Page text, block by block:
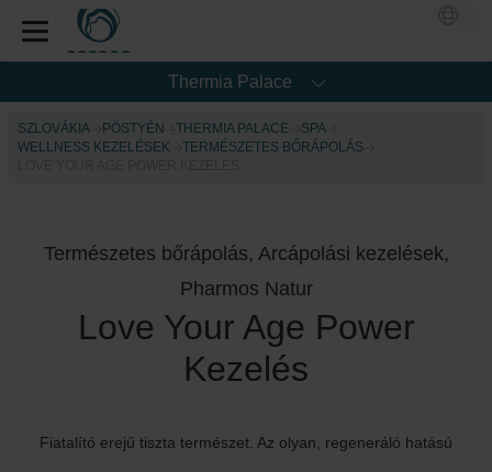
Thermia Palace
SZLOVÁKIA PÖSTYÉN THERMIA PALACE
SPA
WELLNESS KEZELÉSEK
TERMÉSZETES BŐRÁPOLÁS
Természetes bőrápolás, Arcápolási kezelések,
Pharmos Natur
Love Your Age Power
Kezelés
Fiatalító erejű tiszta természet. Az olyan, regeneráló hatású